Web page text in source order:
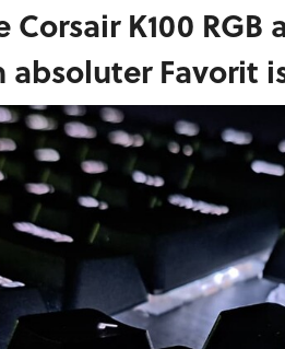
Corsair K100 RGB
absoluter Favorit